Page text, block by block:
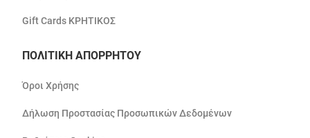
Gift Cards ΚΡΗΤΙΚΟΣ
ΠΟΛΙΤΙΚΗ ΑΠΟΡΡΗΤΟΥ
Όροι Χρήσης
Δήλωση Προστασίας Προσωπικών Δεδομένων